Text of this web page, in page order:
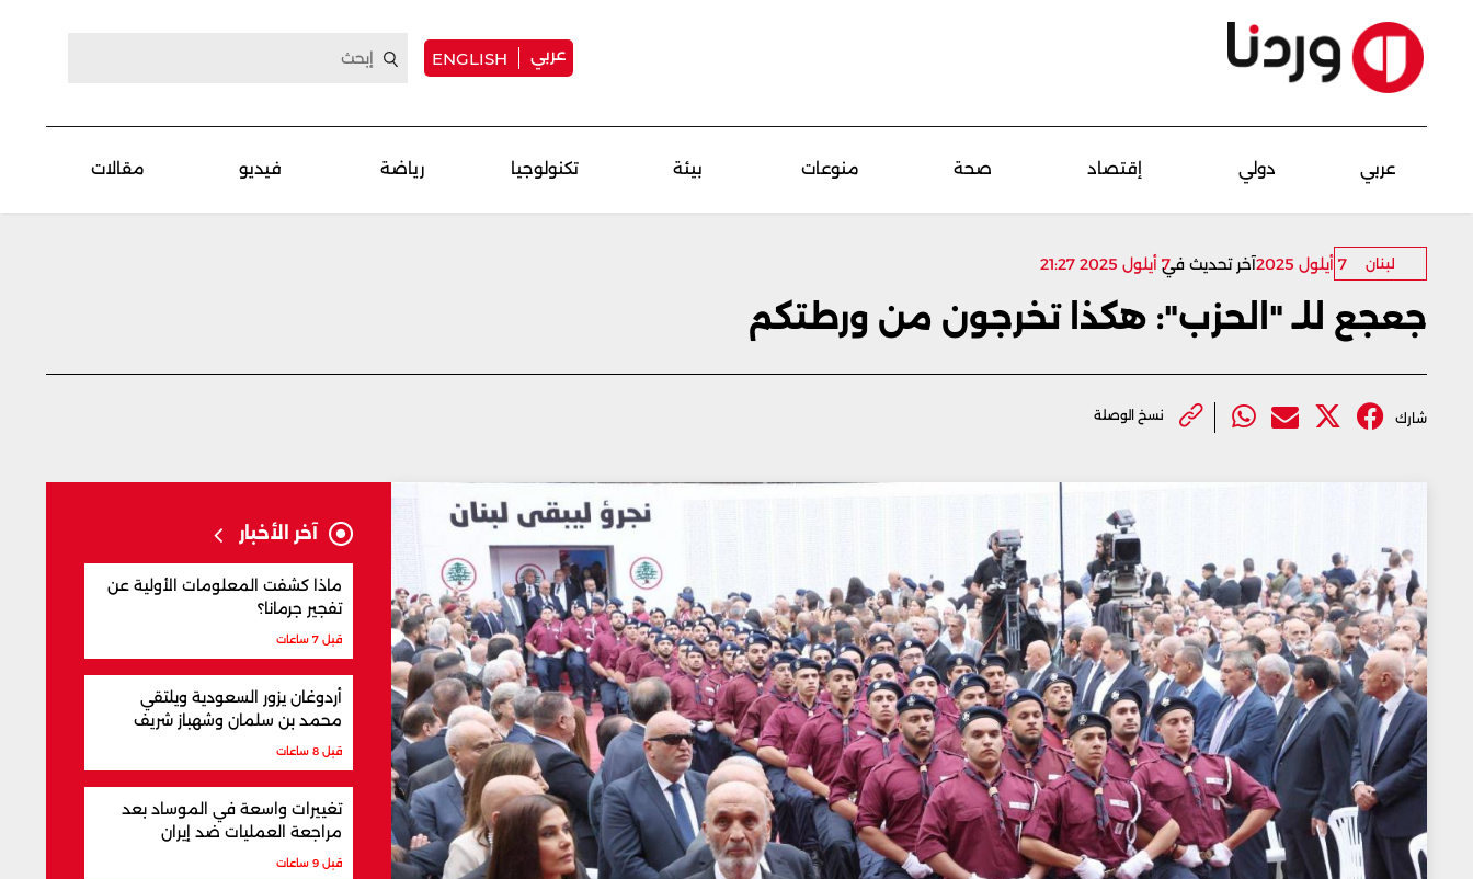
عربي ENGLISH
عربي دولي إقتصاد صحة منوعات بيئة تكنولوجيا رياضة فيديو مقالات
لبنان 7 أيلول 2025 آخر تحديث في
7 أيلول 2025 21:27
جعجع للـ "الحزب": هكذا تخرجون من ورطتكم
شارك نسخ الوصلة
آخر الأخبار
ماذا كشفت المعلومات الأولية عن
تفجير جرمانا؟
قبل 7 ساعات
أردوغان يزور السعودية ويلتقي
محمد بن سلمان وشهباز شريف
قبل 8 ساعات
تغييرات واسعة في الموساد بعد
مراجعة العمليات ضد إيران
قبل 9 ساعات